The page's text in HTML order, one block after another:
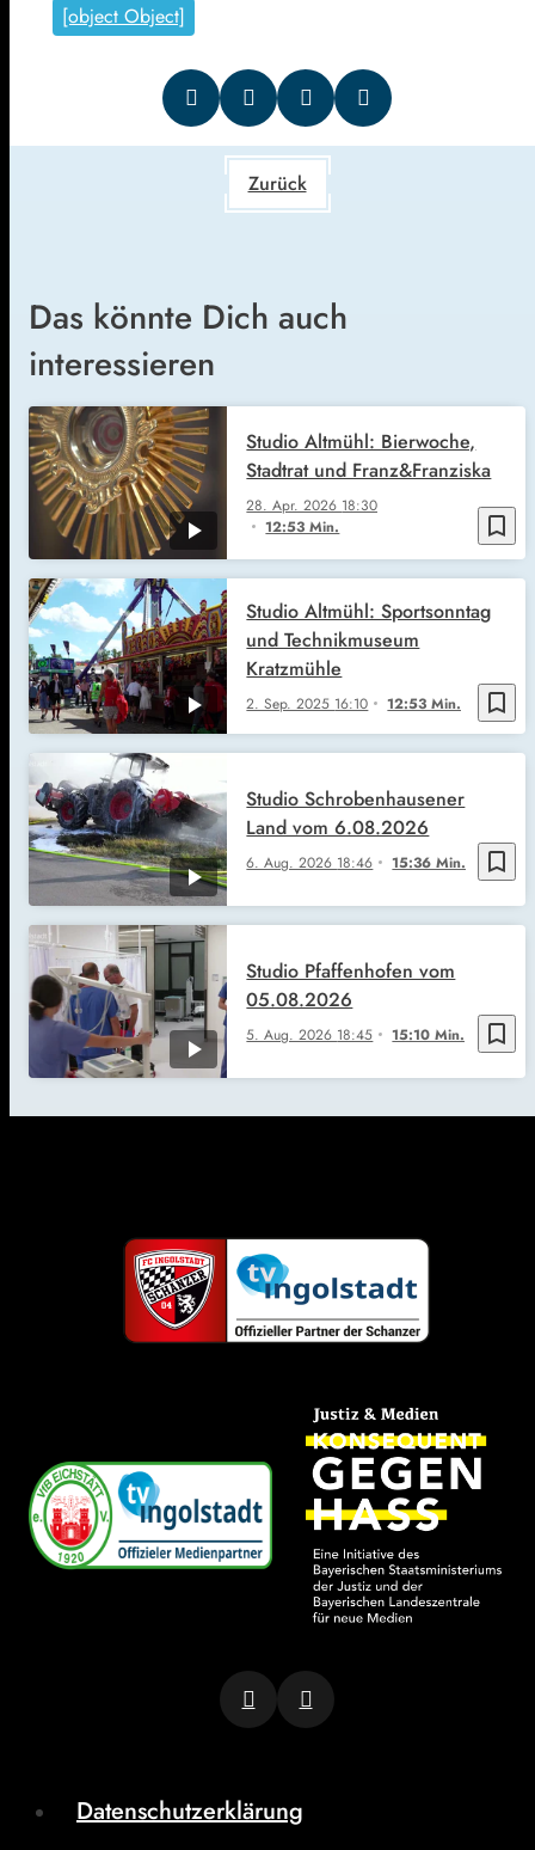
[object Object]
Zurück
Das könnte Dich auch
interessieren
bookmark_border
28. Apr. 2026 18:30
12:53 Min.
Studio Altmühl: Bierwoche,
Stadtrat und Franz&Franziska
bookmark_border
2. Sep. 2025 16:10 12:53 Min.
Studio Altmühl: Sportsonntag
und Technikmuseum
Kratzmühle
bookmark_border
6. Aug. 2026 18:46 15:36 Min.
Studio Schrobenhausener
Land vom 6.08.2026
bookmark_border
5. Aug. 2026 18:45 15:10 Min.
Studio Pfaffenhofen vom
05.08.2026
Datenschutzerklärung